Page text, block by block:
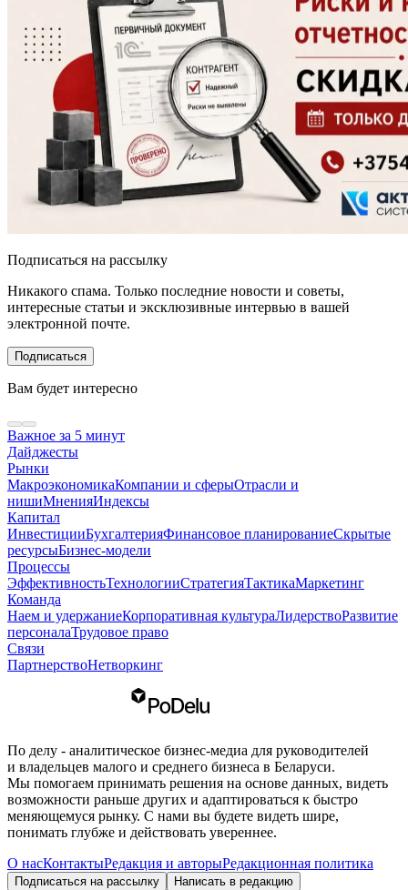
Подписаться на рассылку
Никакого спама. Только последние новости и советы,
интересные статьи и эксклюзивные интервью в вашей
электронной почте.
Подписаться
Вам будет интересно
Важное за 5 минут
Дайджесты
Рынки
МакроэкономикаКомпании и сферыОтрасли и
нишиМненияИндексы
Капитал
ИнвестицииБухгалтерияФинансовое планированиеСкрытые
ресурсыБизнес-модели
Процессы
ЭффективностьТехнологииСтратегияТактикаМаркетинг
Команда
Наем и удержаниеКорпоративная культураЛидерствоРазвитие
персоналаТрудовое право
Связи
ПартнерствоНетворкинг
По делу - аналитическое бизнес-медиа для руководителей
и владельцев малого и среднего бизнеса в Беларуси.
Мы помогаем принимать решения на основе данных, видеть
возможности раньше других и адаптироваться к быстро
меняющемуся рынку. С нами вы будете видеть шире,
понимать глубже и действовать увереннее.
О насКонтактыРедакция и авторыРедакционная политика
Подписаться на рассылку Написать в редакцию